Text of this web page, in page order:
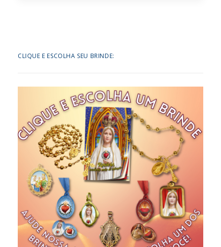
CLIQUE E ESCOLHA SEU BRINDE: